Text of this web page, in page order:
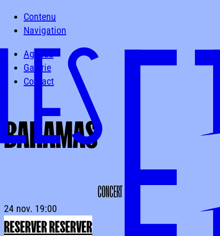
Contenu
Navigation
Agenda
Galerie
Contact
BAHAMAS
CONCERT
24 nov. 19:00
RESERVERRESERVER